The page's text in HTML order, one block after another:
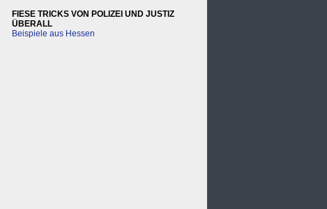
FIESE TRICKS VON POLIZEI UND JUSTIZ
ÜBERALL
Beispiele aus Hessen